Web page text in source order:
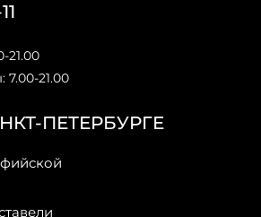
ПЕТЕРБУРГЕ
21.00
21.00